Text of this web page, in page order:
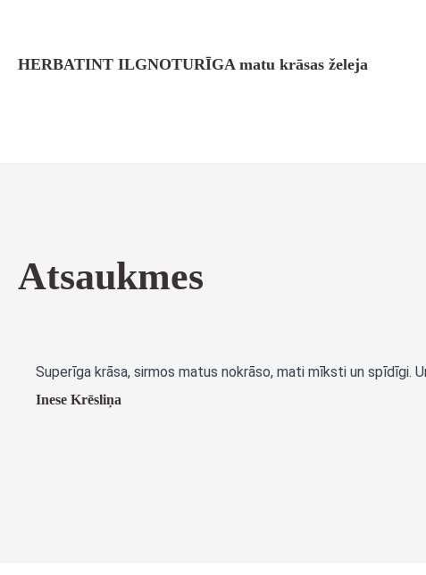
HERBATINT ILGNOTURĪGA matu krāsas želeja
Atsaukmes
Superīga krāsa, sirmos matus nokrāso, mati mīksti un spīdīgi.
Inese Krēsliņa